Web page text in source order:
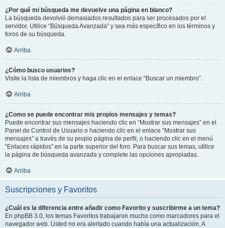
¿Por qué mi búsqueda me devuelve una página en blanco?
La búsqueda devolvió demasiados resultados para ser procesados por el
servidor. Utilice “Búsqueda Avanzada” y sea más específico en los términos y
foros de su búsqueda.
Arriba
¿Cómo busco usuarios?
Visite la lista de miembros y haga clic en el enlace “Buscar un miembro”.
Arriba
¿Como se puede encontrar mis propios mensajes y temas?
Puede encontrar sus mensajes haciendo clic en “Mostrar sus mensajes” en el
Panel de Control de Usuario o haciendo clic en el enlace “Mostrar sus
mensajes” a través de su propio página de perfil, o haciendo clic en el menú
“Enlaces rápidos” en la parte superior del foro. Para buscar sus temas, utilice
la página de búsqueda avanzada y complete las opciones apropiadas.
Arriba
Suscripciones y Favoritos
¿Cuál es la diferencia entre añadir como Favorito y suscribirme a un tema?
En phpBB 3.0, los temas Favoritos trabajaron mucho como marcadores para el
navegador web. Usted no era alertado cuando había una actualización. A